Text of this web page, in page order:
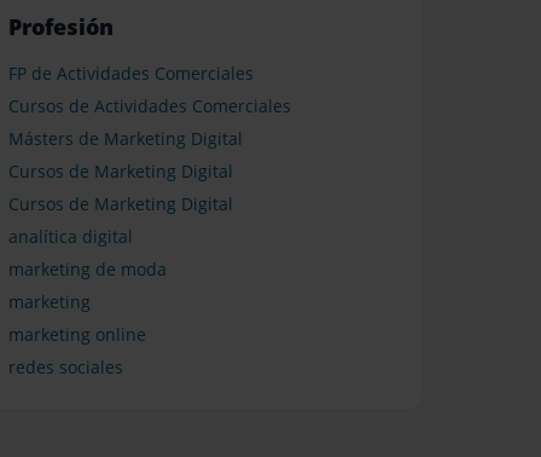
Profesión
FP de Actividades Comerciales
Cursos de Actividades Comerciales
Másters de Marketing Digital
Cursos de Marketing Digital
Cursos de Marketing Digital
analítica digital
marketing de moda
marketing
marketing online
redes sociales